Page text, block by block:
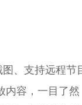
、支持远程节
内容，一目了然